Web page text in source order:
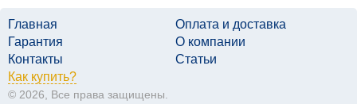
Главная
Оплата и доставка
Гарантия
О компании
Контакты
Статьи
Как купить?
© 2026, Все права защищены.